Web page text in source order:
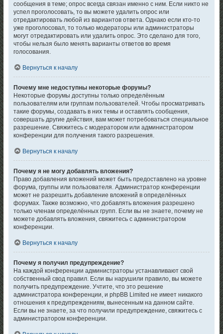
сообщения в теме; опрос всегда связан именно с ним. Если никто не
успел проголосовать, то вы можете удалить опрос или
отредактировать любой из вариантов ответа. Однако если кто-то
уже проголосовал, то только модераторы или администраторы
могут отредактировать или удалить опрос. Это сделано для того,
чтобы нельзя было менять варианты ответов во время
голосования.
Вернуться к началу
Почему мне недоступны некоторые форумы?
Некоторые форумы доступны только определённым
пользователям или группам пользователей. Чтобы просматривать
такие форумы, создавать в них темы и оставлять сообщения,
совершать другие действия, вам может потребоваться специальное
разрешение. Свяжитесь с модератором или администратором
конференции для получения такого разрешения.
Вернуться к началу
Почему я не могу добавлять вложения?
Право добавления вложений может быть предоставлено на уровне
форума, группы или пользователя. Администратор конференции
может не разрешить добавление вложений в определённых
форумах. Также возможно, что добавлять вложения разрешено
только членам определённых групп. Если вы не знаете, почему не
можете добавлять вложения, свяжитесь с администратором
конференции.
Вернуться к началу
Почему я получил предупреждение?
На каждой конференции администраторы устанавливают свой
собственный свод правил. Если вы нарушили правило, вы можете
получить предупреждение. Учтите, что это решение
администратора конференции, и phpBB Limited не имеет никакого
отношения к предупреждениям, вынесенным на данном сайте.
Если вы не знаете, за что получили предупреждение, свяжитесь с
администратором конференции.